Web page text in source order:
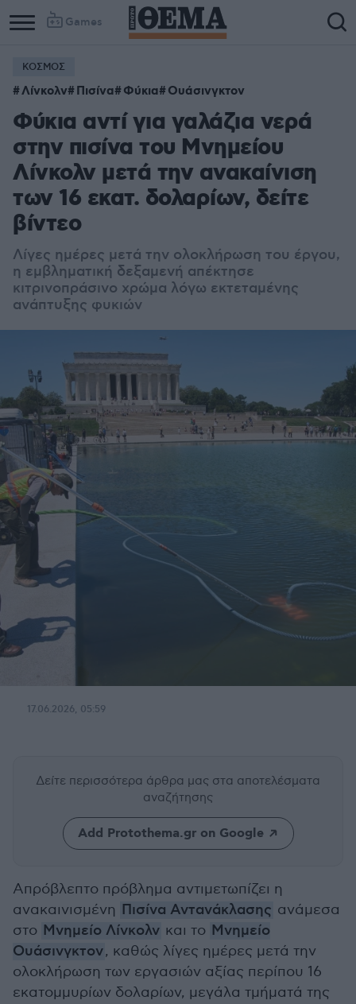
Games
ΚΟΣΜΟΣ
Λίνκολν Πισίνα Φύκια Ουάσινγκτον
Φύκια αντί για γαλάζια νερά
στην πισίνα του Μνημείου
Λίνκολν μετά την ανακαίνιση
των 16 εκατ. δολαρίων, δείτε
βίντεο
Λίγες ημέρες μετά την ολοκλήρωση του έργου,
η εμβληματική δεξαμενή απέκτησε
κιτρινοπράσινο χρώμα λόγω εκτεταμένης
ανάπτυξης φυκιών
17.06.2026, 05:59
Δείτε περισσότερα άρθρα μας στα αποτελέσματα
αναζήτησης
Add Protothema.gr on Google
Απρόβλεπτο πρόβλημα αντιμετωπίζει η
ανακαινισμένη Πισίνα Αντανάκλασης ανάμεσα
στο Μνημείο Λίνκολν και το Μνημείο
Ουάσινγκτον, καθώς λίγες ημέρες μετά την
ολοκλήρωση των εργασιών αξίας περίπου 16
εκατομμυρίων δολαρίων, μεγάλα τμήματά της